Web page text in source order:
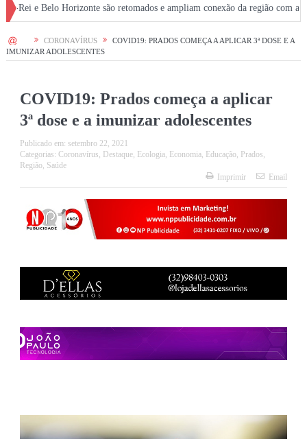
Horizonte são retomados e ampliam conexão da região com a capital
HOME CORONAVÍRUS
COVID19: PRADOS COMEÇA A APLICAR 3ª DOSE E A
IMUNIZAR ADOLESCENTES
COVID19: Prados começa a aplicar
3ª dose e a imunizar adolescentes
Publicado em: setembro 22, 2021
Categorias: Coronavírus, Destaque, Ecologia, Economia, Educação, Prados,
Região, Saúde
Imprimir
Email